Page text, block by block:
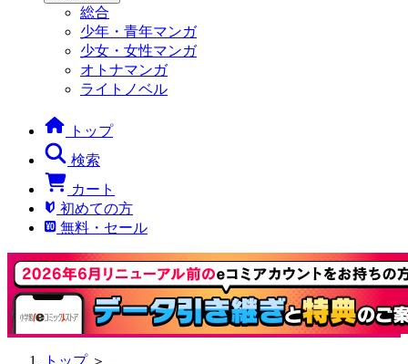
総合
少年・青年マンガ
少女・女性マンガ
オトナマンガ
ライトノベル
トップ
検索
カート
初めての方
無料・セール
トップ ＞